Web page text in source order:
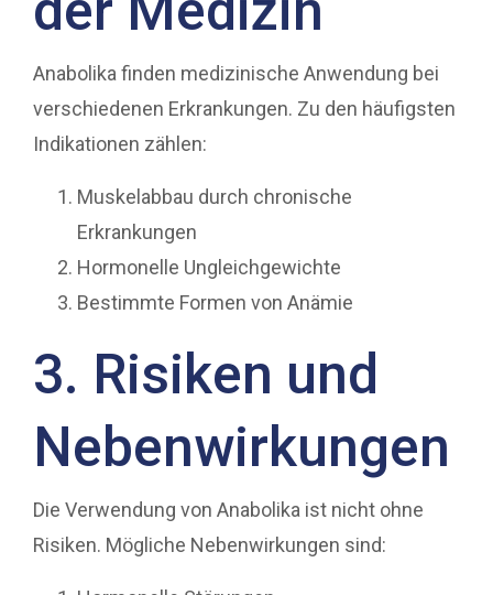
Anabolika finden medizinische Anwendung bei
verschiedenen Erkrankungen. Zu den häufigsten
Indikationen zählen:
Muskelabbau durch chronische
Erkrankungen
Hormonelle Ungleichgewichte
Bestimmte Formen von Anämie
3. Risiken und
Nebenwirkungen
Die Verwendung von Anabolika ist nicht ohne
Risiken. Mögliche Nebenwirkungen sind: